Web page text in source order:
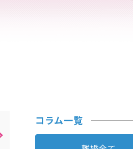
コラム一覧